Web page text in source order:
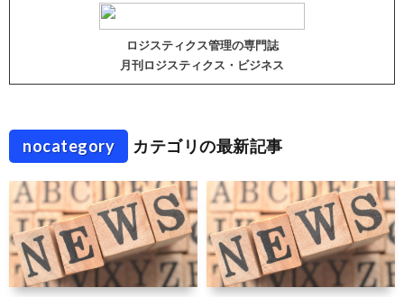
ロジスティクス管理の専門誌
月刊ロジスティクス・ビジネス
nocategory カテゴリの最新記事